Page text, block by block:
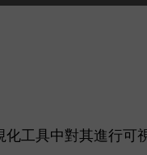
工具中對其進行可